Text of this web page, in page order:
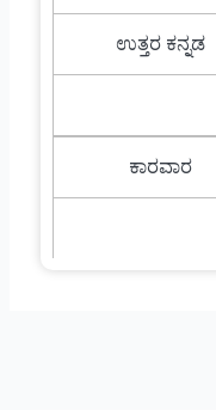
ಉತ್ತರ ಕನ್ನಡ
ಕಾರವಾರ